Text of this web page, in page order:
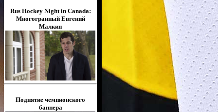
Rus Hockey Night in Canada:
Многогранный Евгений
Малкин
Поднятие чемпионского
баннера